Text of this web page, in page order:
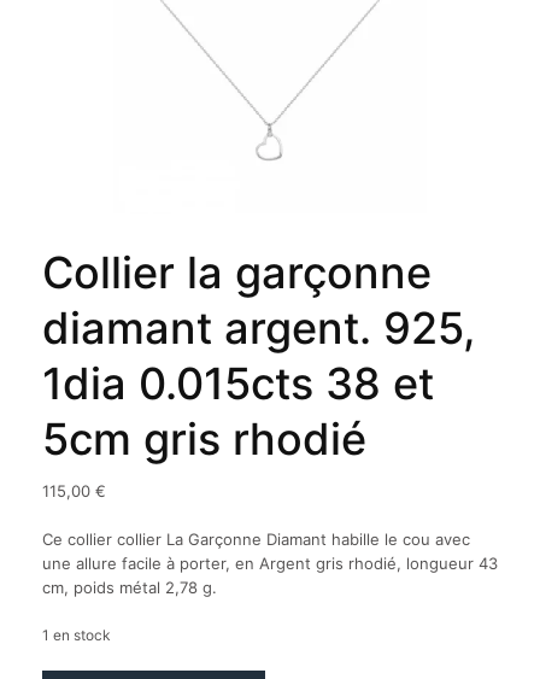
Collier la garçonne
diamant argent. 925,
1dia 0.015cts 38 et
5cm gris rhodié
115,00 €
Ce collier collier La Garçonne Diamant habille le cou avec
une allure facile à porter, en Argent gris rhodié, longueur 43
cm, poids métal 2,78 g.
1 en stock